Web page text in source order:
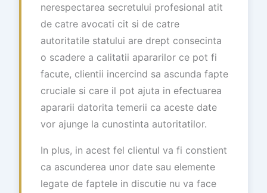
nerespectarea secretului profesional atit
de catre avocati cit si de catre
autoritatile statului are drept consecinta
o scadere a calitatii apararilor ce pot fi
facute, clientii incercind sa ascunda fapte
cruciale si care il pot ajuta in efectuarea
apararii datorita temerii ca aceste date
vor ajunge la cunostinta autoritatilor.
In plus, in acest fel clientul va fi constient
ca ascunderea unor date sau elemente
legate de faptele in discutie nu va face